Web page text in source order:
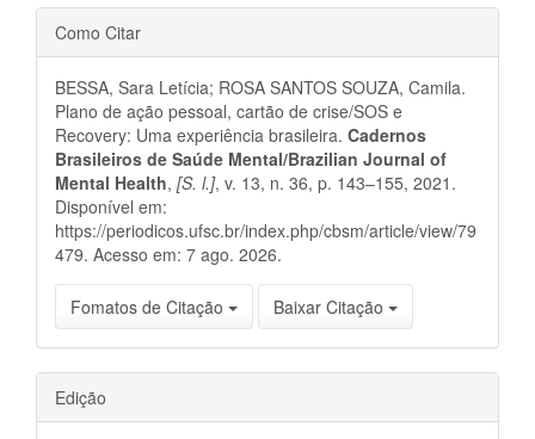
Detalhes
do
artigo
Como Citar
BESSA, Sara Letícia; ROSA SANTOS SOUZA, Camila.
Plano de ação pessoal, cartão de crise/SOS e
Recovery: Uma experiência brasileira. Cadernos
Brasileiros de Saúde Mental/Brazilian Journal of
Mental Health, [S. l.], v. 13, n. 36, p. 143–155, 2021.
Disponível em:
https://periodicos.ufsc.br/index.php/cbsm/article/view/79
479. Acesso em: 7 ago. 2026.
Fomatos de Citação Baixar Citação
Edição